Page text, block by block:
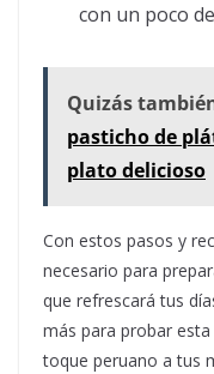
con un poco
Quizás
pasticho de
plato delicioso
Con estos pasos y
necesario para
que refrescará tus
más para probar
toque peruano a tus